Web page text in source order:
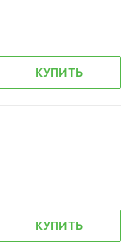
КУПИТЬ
КУПИТЬ